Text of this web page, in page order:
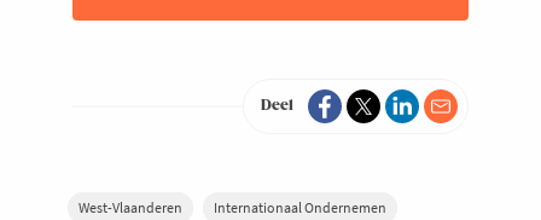
Deel
West-Vlaanderen Internationaal Ondernemen